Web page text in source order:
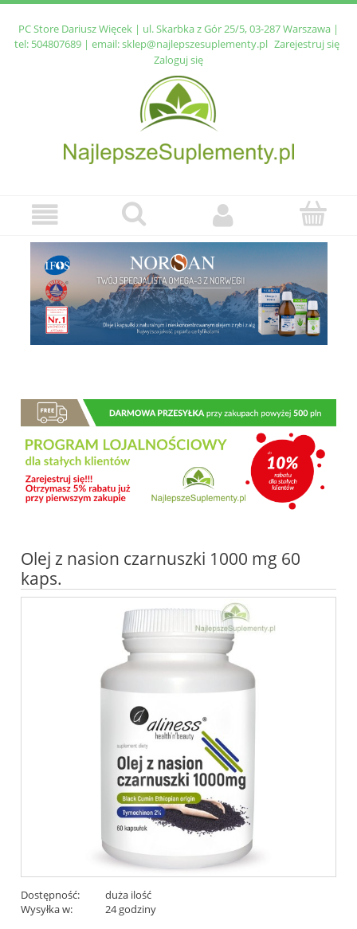
PC Store Dariusz Więcek | ul. Skarbka z Gór 25/5, 03-287 Warszawa |
tel: 504807689| email:sklep@najlepszesuplementy.pl Zarejestruj się
Zaloguj się
Olej z nasion czarnuszki 1000 mg 60
kaps.
Dostępność:
duża ilość
Wysyłka w:
24 godziny